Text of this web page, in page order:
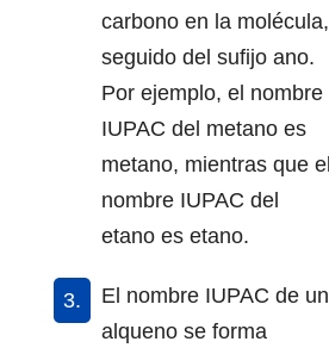
carbono en la molécula,
seguido del sufijo ano.
Por ejemplo, el nombre
IUPAC del metano es
metano, mientras que el
nombre IUPAC del
etano es etano.
El nombre IUPAC de un
alqueno se forma